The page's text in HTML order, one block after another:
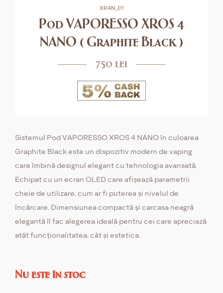
XR4N_01
Pod VAPORESSO XROS 4
NANO ( Graphite Black )
750 lei
Sistemul Pod VAPORESSO XROS 4 NANO în culoarea
Graphite Black este un dispozitiv modern de vaping
care îmbină designul elegant cu tehnologia avansată.
Echipat cu un ecran OLED care afișează parametrii
cheie de utilizare, cum ar fi puterea și nivelul de
încărcare. Dimensiunea compactă și carcasa neagră
elegantă îl fac alegerea ideală pentru cei care apreciază
atât funcționalitatea, cât și estetica.
Nu este în stoc